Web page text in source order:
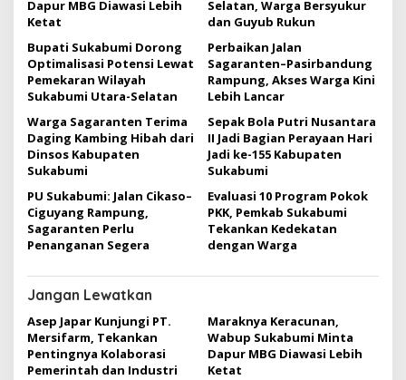
i
p
o
s
Dapur MBG Diawasi Lebih
Ketat
Selatan, Warga Bersyukur
dan Guyub Rukun
Bupati Sukabumi Dorong
Optimalisasi Potensi Lewat
Pemekaran Wilayah
Sukabumi Utara-Selatan
Perbaikan Jalan
Sagaranten–Pasirbandung
Rampung, Akses Warga Kini
Lebih Lancar
Warga Sagaranten Terima
Daging Kambing Hibah dari
Dinsos Kabupaten
Sukabumi
Sepak Bola Putri Nusantara
II Jadi Bagian Perayaan Hari
Jadi ke-155 Kabupaten
Sukabumi
PU Sukabumi: Jalan Cikaso–
Ciguyang Rampung,
Sagaranten Perlu
Penanganan Segera
Evaluasi 10 Program Pokok
PKK, Pemkab Sukabumi
Tekankan Kedekatan
dengan Warga
Jangan Lewatkan
Asep Japar Kunjungi PT.
Mersifarm, Tekankan
Pentingnya Kolaborasi
Pemerintah dan Industri
Maraknya Keracunan,
Wabup Sukabumi Minta
Dapur MBG Diawasi Lebih
Ketat